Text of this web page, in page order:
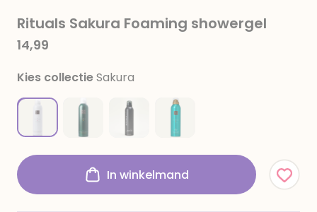
Rituals Sakura Foaming showergel
14,99
Kies collectieSakura
In winkelmand